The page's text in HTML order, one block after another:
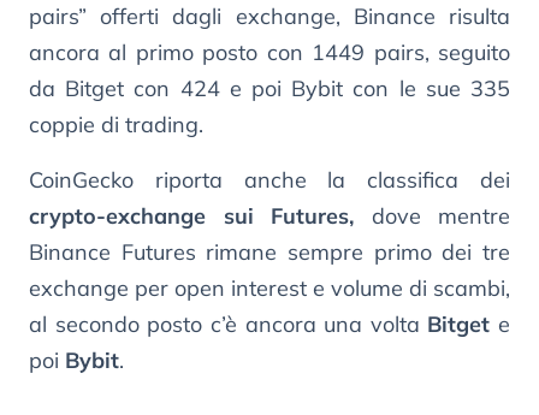
pairs” offerti dagli exchange, Binance risulta
ancora al primo posto con 1449 pairs, seguito
da Bitget con 424 e poi Bybit con le sue 335
coppie di trading.
CoinGecko riporta anche la classifica dei
crypto-exchange sui Futures, dove mentre
Binance Futures rimane sempre primo dei tre
exchange per open interest e volume di scambi,
al secondo posto c’è ancora una volta Bitget e
poi Bybit.